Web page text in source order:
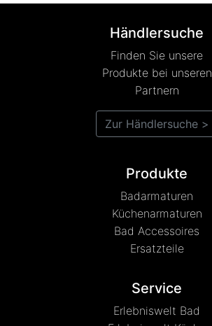
Produkte
Badarmaturen
Küchenarmaturen
Bad Accessoires
Ersatzteile
Service
Erlebniswelt Bad
Händlersuche
Finden Sie unsere
Produkte bei unseren
Partnern
Zur Händlersuche >